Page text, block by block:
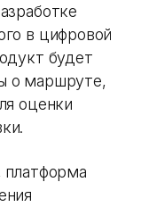
в цифровой
будет
о маршруте,
оценки
платформа